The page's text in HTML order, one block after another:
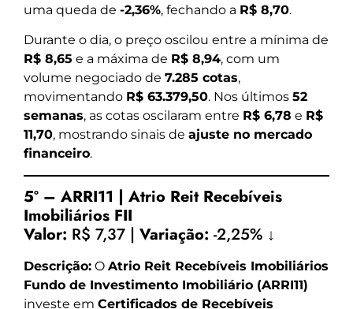
uma queda de -2,36%, fechando a R$ 8,70.
Durante o dia, o preço oscilou entre a mínima de
R$ 8,65 e a máxima de R$ 8,94, com um
volume negociado de 7.285 cotas,
movimentando R$ 63.379,50. Nos últimos 52
semanas, as cotas oscilaram entre R$ 6,78 e R$
11,70, mostrando sinais de ajuste no mercado
financeiro.
5º – ARRI11 | Atrio Reit Recebíveis
Imobiliários FII
Valor: R$ 7,37 | Variação: -2,25% ↓
Descrição: O Atrio Reit Recebíveis Imobiliários
Fundo de Investimento Imobiliário (ARRI11)
investe em Certificados de Recebíveis